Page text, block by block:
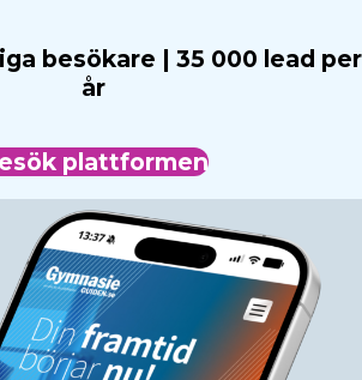
besökare | 35 000 lead per
år
plattformen